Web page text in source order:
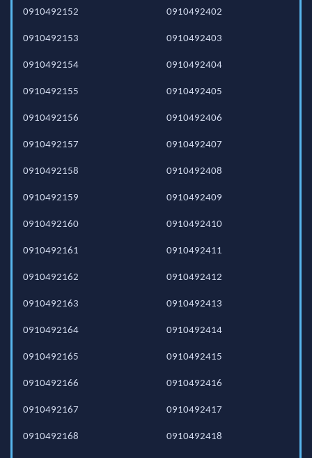
0910492152
0910492153
0910492154
0910492155
0910492156
0910492157
0910492158
0910492159
0910492160
0910492161
0910492162
0910492163
0910492164
0910492165
0910492166
0910492167
0910492168
0910492402
0910492403
0910492404
0910492405
0910492406
0910492407
0910492408
0910492409
0910492410
0910492411
0910492412
0910492413
0910492414
0910492415
0910492416
0910492417
0910492418